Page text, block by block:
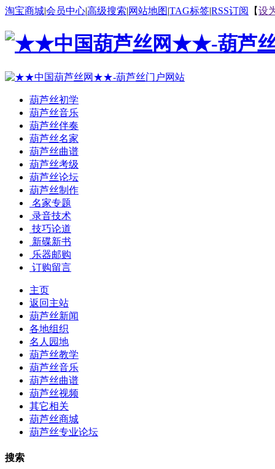
淘宝商城|会员中心|高级搜索|网站地图|TAG标签|RSS订阅 【设
葫芦丝初学
葫芦丝音乐
葫芦丝伴奏
葫芦丝名家
葫芦丝曲谱
葫芦丝考级
葫芦丝论坛
葫芦丝制作
名家专题
录音技术
技巧论道
新碟新书
乐器邮购
订购留言
主页
返回主站
葫芦丝新闻
各地组织
名人园地
葫芦丝教学
葫芦丝音乐
葫芦丝曲谱
葫芦丝视频
其它相关
葫芦丝商城
葫芦丝专业论坛
搜索